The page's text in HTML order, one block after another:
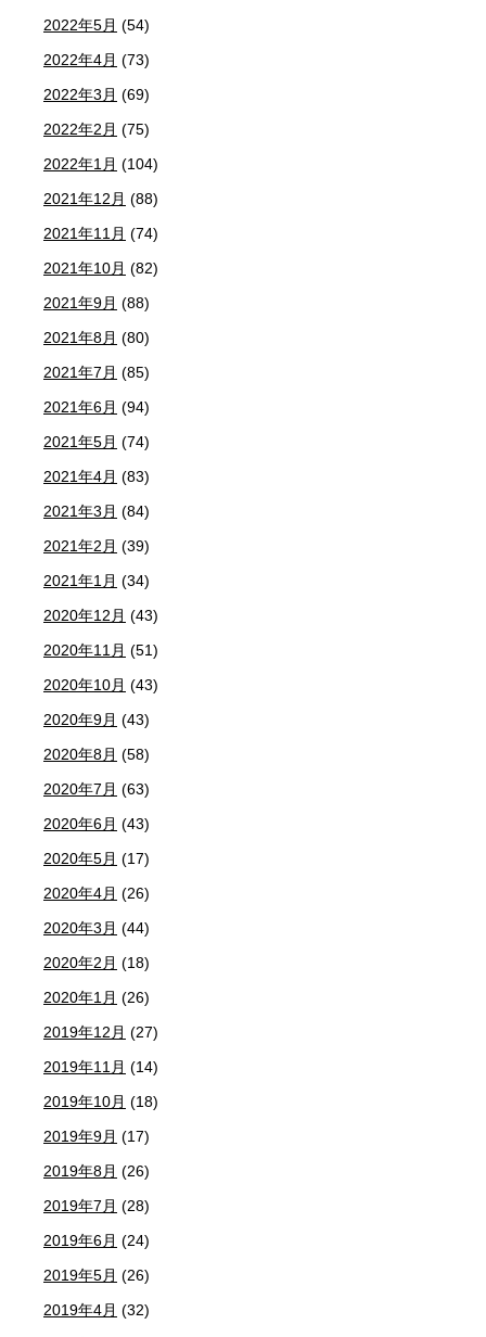
2022年5月 (54)
2022年4月 (73)
2022年3月 (69)
2022年2月 (75)
2022年1月 (104)
2021年12月 (88)
2021年11月 (74)
2021年10月 (82)
2021年9月 (88)
2021年8月 (80)
2021年7月 (85)
2021年6月 (94)
2021年5月 (74)
2021年4月 (83)
2021年3月 (84)
2021年2月 (39)
2021年1月 (34)
2020年12月 (43)
2020年11月 (51)
2020年10月 (43)
2020年9月 (43)
2020年8月 (58)
2020年7月 (63)
2020年6月 (43)
2020年5月 (17)
2020年4月 (26)
2020年3月 (44)
2020年2月 (18)
2020年1月 (26)
2019年12月 (27)
2019年11月 (14)
2019年10月 (18)
2019年9月 (17)
2019年8月 (26)
2019年7月 (28)
2019年6月 (24)
2019年5月 (26)
2019年4月 (32)